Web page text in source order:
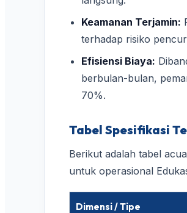
Keamanan Terjamin:
terhadap risiko
Efisiensi Biaya:
berbulan-bulan,
70%.
Tabel Spesifikasi
Berikut adalah tabel
untuk operasional
Dimensi / Tipe